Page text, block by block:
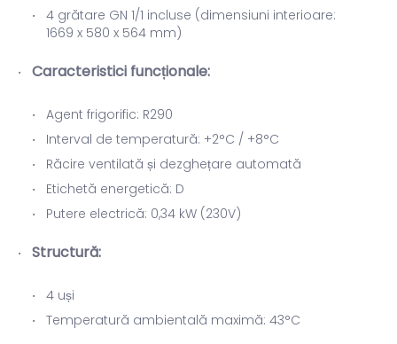
4 grătare GN 1/1 incluse (dimensiuni interioare:
1669 x 580 x 564 mm)
Caracteristici funcționale:
Agent frigorific: R290
Interval de temperatură: +2°C / +8°C
Răcire ventilată și dezghețare automată
Etichetă energetică: D
Putere electrică: 0,34 kW (230V)
Structură:
4 uși
Temperatură ambientală maximă: 43°C